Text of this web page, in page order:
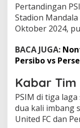
Pertandingan
Stadion
Oktober 2024,
BACA JUGA:
Persibo vs
Kabar Tim
PSIM di tiga
dua kali imbang
United FC dan